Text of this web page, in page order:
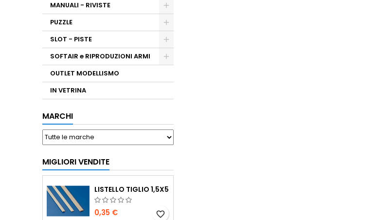
MANUALI - RIVISTE
PUZZLE
SLOT - PISTE
SOFTAIR e RIPRODUZIONI ARMI
OUTLET MODELLISMO
IN VETRINA
MARCHI
MIGLIORI VENDITE
LISTELLO TIGLIO 1,5X5
0,35 € favorite_border